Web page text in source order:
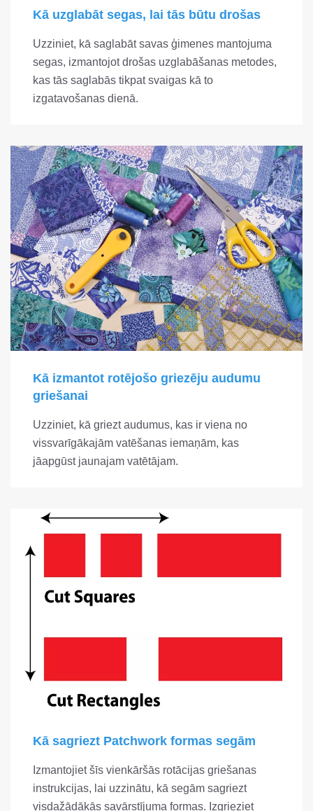
Kā uzglabāt segas, lai tās būtu drošas
Uzziniet, kā saglabāt savas ģimenes mantojuma
segas, izmantojot drošas uzglabāšanas metodes,
kas tās saglabās tikpat svaigas kā to
izgatavošanas dienā.
Kā izmantot rotējošo griezēju audumu
griešanai
Uzziniet, kā griezt audumus, kas ir viena no
vissvarīgākajām vatēšanas iemaņām, kas
jāapgūst jaunajam vatētājam.
Kā sagriezt Patchwork formas segām
Izmantojiet šīs vienkāršās rotācijas griešanas
instrukcijas, lai uzzinātu, kā segām sagriezt
visdažādākās savārstījuma formas. Izgrieziet